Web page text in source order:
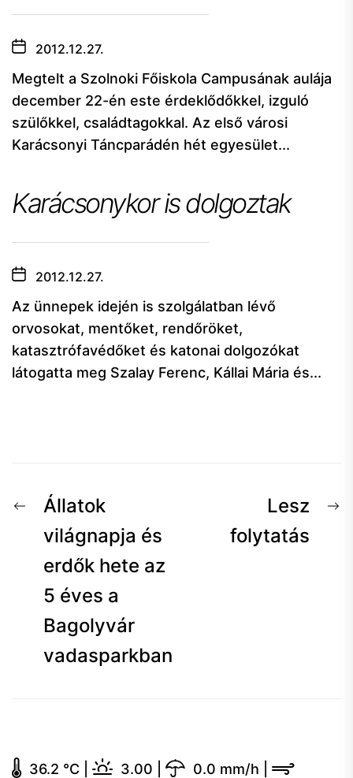
2012.12.27.
Megtelt a Szolnoki Főiskola Campusának aulája
december 22-én este érdeklődőkkel, izguló
szülőkkel, családtagokkal. Az első városi
Karácsonyi Táncparádén hét egyesület...
Karácsonykor is dolgoztak
2012.12.27.
Az ünnepek idején is szolgálatban lévő
orvosokat, mentőket, rendőröket,
katasztrófavédőket és katonai dolgozókat
látogatta meg Szalay Ferenc, Kállai Mária és...
Bejegyzés
navigáció
ElőzőÁllatok
világnapja és
erdők hete az
5 éves a
Bagolyvár
vadasparkban
Lesz
folytatás
36.2 °C 3.00 0.0 mm/h